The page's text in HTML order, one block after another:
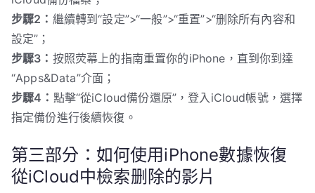
步驟2： 繼續轉到“設定”>“一般”>“重置”>“删除所有內容和
設定”；
步驟3： 按照荧幕上的指南重置你的iPhone，直到你到達
“Apps&Data”介面；
步驟4： 點擊“從iCloud備份還原”，登入iCloud帳號，選擇
指定備份進行後續恢復。
第三部分：如何使用iPhone數據恢復
從iCloud中檢索删除的影片